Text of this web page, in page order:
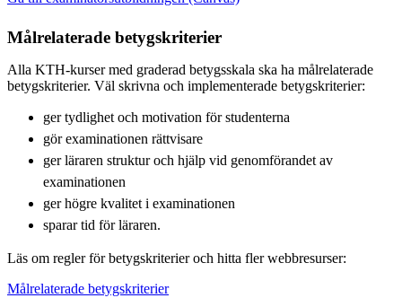
Målrelaterade betygskriterier
Alla KTH-kurser med graderad betygsskala ska ha målrelaterade
betygskriterier. Väl skrivna och implementerade betygskriterier:
ger tydlighet och motivation för studenterna
gör examinationen rättvisare
ger läraren struktur och hjälp vid genomförandet av
examinationen
ger högre kvalitet i examinationen
sparar tid för läraren.
Läs om regler för betygskriterier och hitta fler webbresurser:
Målrelaterade betygskriterier